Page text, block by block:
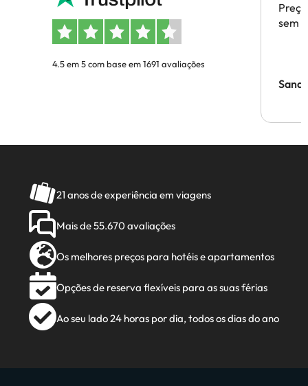
4.5 em 5 com base em 1691 avaliações
sem
21 anos de experiência em viagens
Mais de 55.670 avaliações
Os melhores preços para hotéis e apartamentos
Opções de reserva flexíveis para as suas férias
Ao seu lado 24 horas por dia, todos os dias do ano